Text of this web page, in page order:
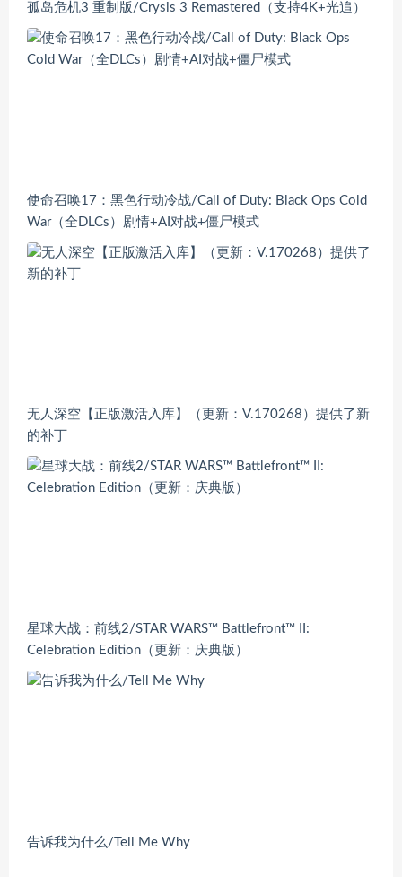
孤岛危机3 重制版/Crysis 3 Remastered（支持4K+光追）
使命召唤17：黑色行动冷战/Call of Duty: Black Ops Cold
War（全DLCs）剧情+AI对战+僵尸模式
无人深空【正版激活入库】（更新：V.170268）提供了新
的补丁
星球大战：前线2/STAR WARS™ Battlefront™ II:
Celebration Edition（更新：庆典版）
告诉我为什么/Tell Me Why